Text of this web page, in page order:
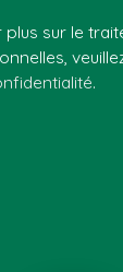
plus sur le
.